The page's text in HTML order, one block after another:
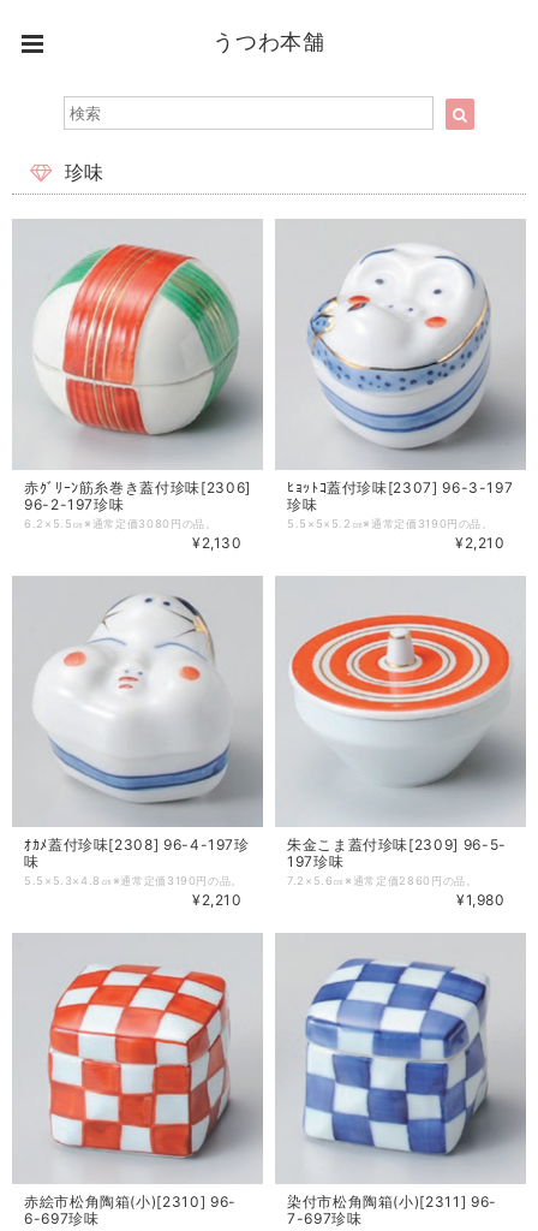
うつわ本舗
珍味
赤ｸﾞﾘｰﾝ筋糸巻き蓋付珍味[2306]
96-2-197珍味
6.2×5.5㎝※通常定価3080円の品。
¥2,130
ﾋｮｯﾄｺ蓋付珍味[2307] 96-3-197
珍味
5.5×5×5.2㎝※通常定価3190円の品。
¥2,210
ｵｶﾒ蓋付珍味[2308] 96-4-197珍
味
5.5×5.3×4.8㎝※通常定価3190円の品。
¥2,210
朱金こま蓋付珍味[2309] 96-5-
197珍味
7.2×5.6㎝※通常定価2860円の品。
¥1,980
赤絵市松角陶箱(小)[2310] 96-
6-697珍味
染付市松角陶箱(小)[2311] 96-
7-697珍味